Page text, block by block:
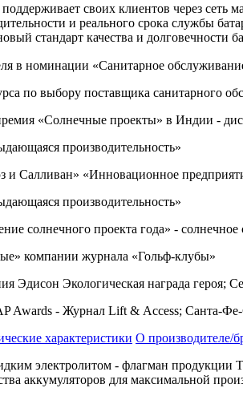
своих клиентов через сеть
и реального срока службы
стандарт качества и долговечности
в номинации «Санитарное
по выбору поставщика санитарного
«Солнечные проекты» в Индии -
производительность»
и Салливан» «Инновационное
производительность»
солнечного проекта года» - солнечное
компании журнала «Гольф-клубы»
Эдисон Экологическая награда героя;
Awards - Журнал Lift & Access; Санта-
характеристики О производителе/
электролитом - флагман продукции
аккумуляторов для максимальной